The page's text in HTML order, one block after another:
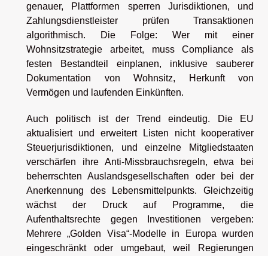
genauer, Plattformen sperren Jurisdiktionen, und
Zahlungsdienstleister prüfen Transaktionen
algorithmisch. Die Folge: Wer mit einer
Wohnsitzstrategie arbeitet, muss Compliance als
festen Bestandteil einplanen, inklusive sauberer
Dokumentation von Wohnsitz, Herkunft von
Vermögen und laufenden Einkünften.
Auch politisch ist der Trend eindeutig. Die EU
aktualisiert und erweitert Listen nicht kooperativer
Steuerjurisdiktionen, und einzelne Mitgliedstaaten
verschärfen ihre Anti-Missbrauchsregeln, etwa bei
beherrschten Auslandsgesellschaften oder bei der
Anerkennung des Lebensmittelpunkts. Gleichzeitig
wächst der Druck auf Programme, die
Aufenthaltsrechte gegen Investitionen vergeben:
Mehrere „Golden Visa“-Modelle in Europa wurden
eingeschränkt oder umgebaut, weil Regierungen